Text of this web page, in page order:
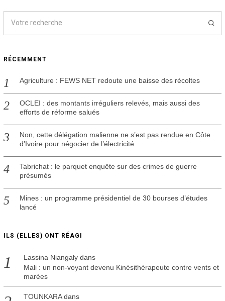
RÉCEMMENT
Agriculture : FEWS NET redoute une baisse des récoltes
OCLEI : des montants irréguliers relevés, mais aussi des
efforts de réforme salués
Non, cette délégation malienne ne s’est pas rendue en Côte
d’Ivoire pour négocier de l’électricité
Tabrichat : le parquet enquête sur des crimes de guerre
présumés
Mines : un programme présidentiel de 30 bourses d’études
lancé
ILS (ELLES) ONT RÉAGI
Lassina Niangalydans
Mali : un non-voyant devenu Kinésithérapeute contre vents et
marées
TOUNKARAdans